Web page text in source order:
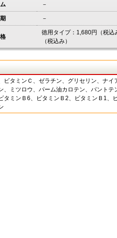
－
－
徳用タイプ：1,680円（税込
（税込み）
ビタミンＣ、ゼラチン、グリセリン、ナイ
、ミツロウ、パーム油カロテン、パント
タミンＢ6、ビタミンＢ2、ビタミンＢ1、